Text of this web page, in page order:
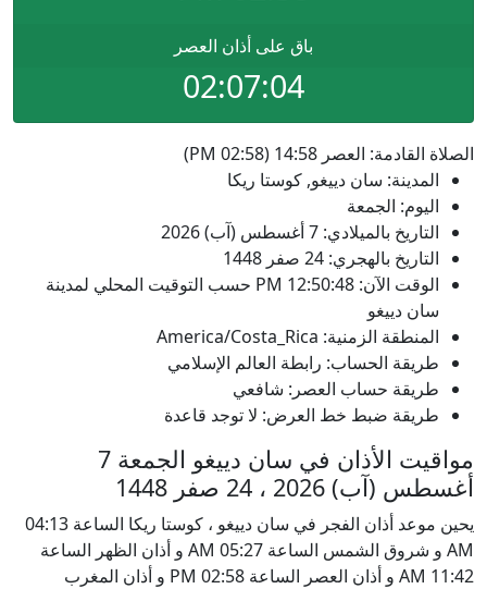
باق على أذان العصر
02:07:03
الصلاة القادمة: العصر 14:58 (02:58 PM)
المدينة: سان دييغو, كوستا ريكا
اليوم: الجمعة
التاريخ بالميلادي: 7 أغسطس (آب) 2026
التاريخ بالهجري: 24 صفر 1448
الوقت الآن: 12:50:48
PM حسب التوقيت المحلي لمدينة
سان دييغو
المنطقة الزمنية: America/Costa_Rica
طريقة الحساب: رابطة العالم الإسلامي
طريقة حساب العصر: شافعي
طريقة ضبط خط العرض: لا توجد قاعدة
مواقيت الأذان في سان دييغو الجمعة 7
أغسطس (آب) 2026 ، 24 صفر 1448
يحين موعد أذان الفجر في سان دييغو ، كوستا ريكا الساعة 04:13
AM و شروق الشمس الساعة 05:27 AM و أذان الظهر الساعة
11:42 AM و أذان العصر الساعة 02:58 PM و أذان المغرب